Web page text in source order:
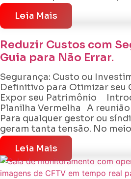
Leia Mais
Reduzir Custos com
Guia para Não Errar.
Segurança: Custo ou
Definitivo para Otimizar seu
Expor seu Patrimônio
Planilha Vermelha A
Para qualquer gestor ou
geram tanta tensão. No
Leia Mais